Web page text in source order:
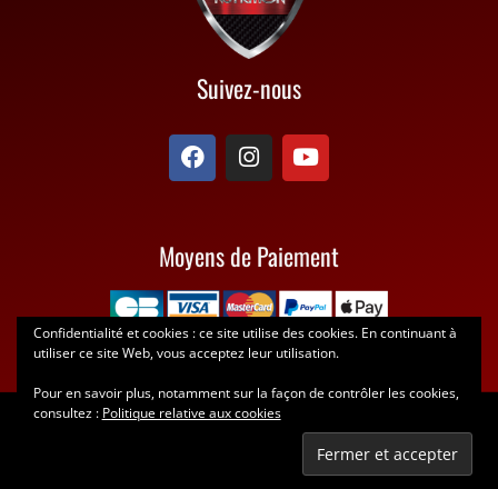
Suivez-nous
F
a
c
o
o
k
I
n
s
g
r
a
m
Y
o
u
b
e
Moyens de Paiement
Copyright © 2026 Elite Shop Nutrition Copyright ·réalisation Web DP
Confidentialité et cookies : ce site utilise des cookies. En continuant à
utiliser ce site Web, vous acceptez leur utilisation.
Pour en savoir plus, notamment sur la façon de contrôler les cookies,
consultez : Politique relative aux cookies